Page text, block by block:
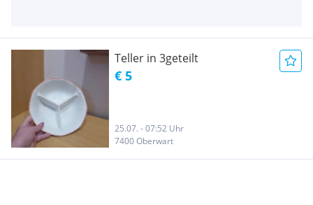
Teller in 3geteilt
€ 5
25.07. - 07:52 Uhr
7400 Oberwart